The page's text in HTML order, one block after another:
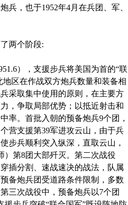
兵，也于1952年4月在兵团、军、
两个阶段:
），支援步兵将美国为首的“联
地区在作战双方炮兵数量和装备相
采取集中使用的原则，在主要方
，争取局部优势；以抵近射击和
率。首批入朝的预备炮兵9个团，
营支援第39军进攻云山，由于兵
步兵顺利突入纵深，直取云山，
）第8团大部歼灭。第二次战役
插分割、速战速决的战法，队属
备炮兵团受道路条件限制，多数
三次战役中，预备炮兵以7个团